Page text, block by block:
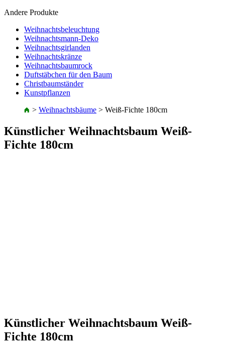
Andere Produkte
Weihnachtsbeleuchtung
Weihnachtsmann-Deko
Weihnachtsgirlanden
Weihnachtskränze
Weihnachtsbaumrock
Duftstäbchen für den Baum
Christbaumständer
Kunstpflanzen
> Weihnachtsbäume > Weiß-Fichte 180cm
Künstlicher Weihnachtsbaum Weiß-
Fichte 180cm
Künstlicher Weihnachtsbaum Weiß-
Fichte 180cm